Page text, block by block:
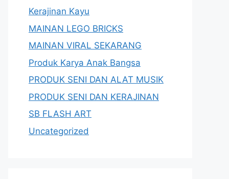
Kerajinan Kayu
MAINAN LEGO BRICKS
MAINAN VIRAL SEKARANG
Produk Karya Anak Bangsa
PRODUK SENI DAN ALAT MUSIK
PRODUK SENI DAN KERAJINAN
SB FLASH ART
Uncategorized